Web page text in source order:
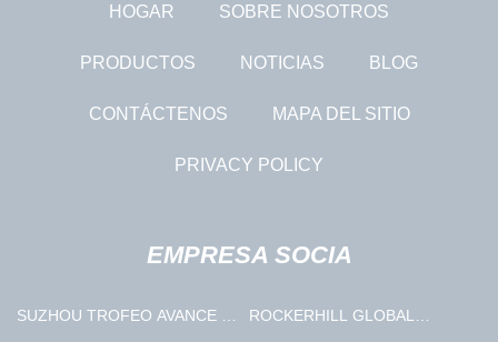
HOGAR SOBRE NOSOTROS
PRODUCTOS NOTICIAS BLOG
CONTÁCTENOS MAPA DEL SITIO
PRIVACY POLICY
EMPRESA SOCIA
SUZHOU TROFEO AVANCE -
ROCKERHILL GLOBAL